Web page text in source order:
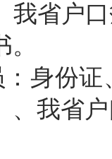
我省户
身份
、我省